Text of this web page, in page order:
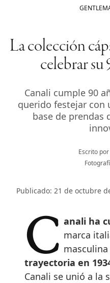
La colección
celebrar su
Canali cumple 90
querido festejar con
base de prendas
Escrito por
Publicado: 21 de octubre
Canali ha
marca
trayectoria en
Canali se unió a la